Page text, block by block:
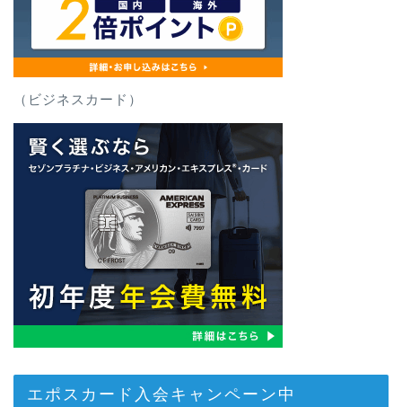
（ビジネスカード）
エポスカード入会キャンペーン中